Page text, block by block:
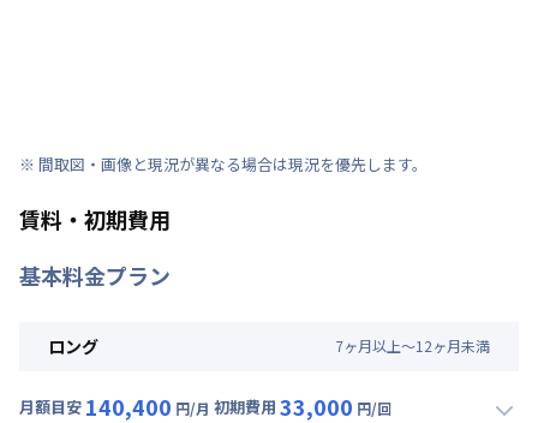
※ 間取図・画像と現況が異なる場合は現況を優先します。
賃料・初期費用
基本料金プラン
ロング 7ヶ月以上～12ヶ月未満
月額目安 140,400 円/月 初期費用 33,000 円/回